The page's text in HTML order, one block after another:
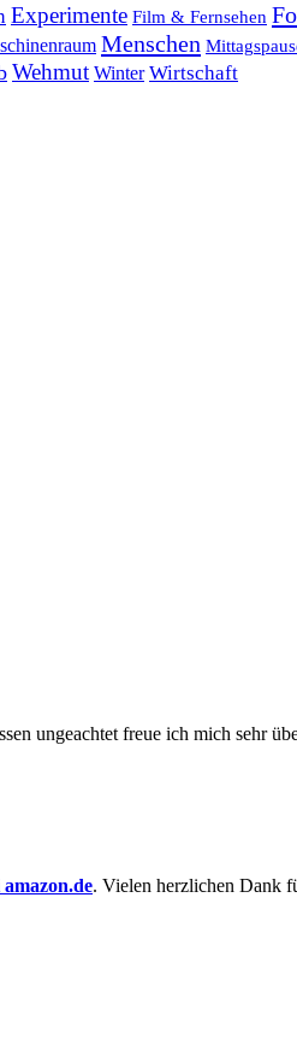
Experimente Film & Fernsehen
Menschen
Wehmut Winter Wirtschaft
un­ge­achtet freue ich mich sehr
. Vielen herzlichen Dank